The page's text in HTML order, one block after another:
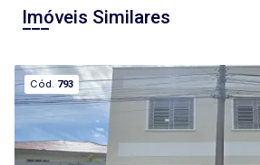
Imóveis Similares
Cód. 793